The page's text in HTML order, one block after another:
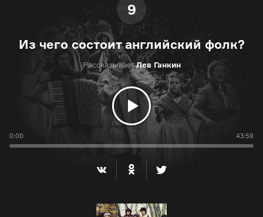
9
Из чего состоит английский фолк?
РассказываетЛев Ганкин
0:00 43:59